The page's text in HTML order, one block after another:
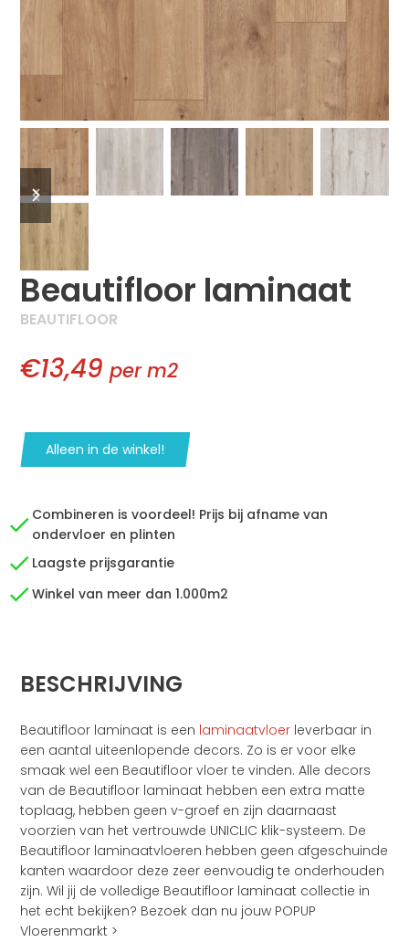
previous
slide
next
slide
Beautifloor laminaat
BEAUTIFLOOR
€13,49 per m2
Alleen in de winkel!
Combineren is voordeel! Prijs bij afname van
ondervloer en plinten
Laagste prijsgarantie
Winkel van meer dan 1.000m2
BESCHRIJVING
Beautifloor laminaat is een laminaatvloer leverbaar in
een aantal uiteenlopende decors. Zo is er voor elke
smaak wel een Beautifloor vloer te vinden. Alle decors
van de Beautifloor laminaat hebben een extra matte
toplaag, hebben geen v-groef en zijn daarnaast
voorzien van het vertrouwde UNICLIC klik-systeem. De
Beautifloor laminaatvloeren hebben geen afgeschuinde
kanten waardoor deze zeer eenvoudig te onderhouden
zijn. Wil jij de volledige Beautifloor laminaat collectie in
het echt bekijken? Bezoek dan nu jouw POPUP
Vloerenmarkt >